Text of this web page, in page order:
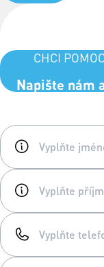
CHCI
Napište nám